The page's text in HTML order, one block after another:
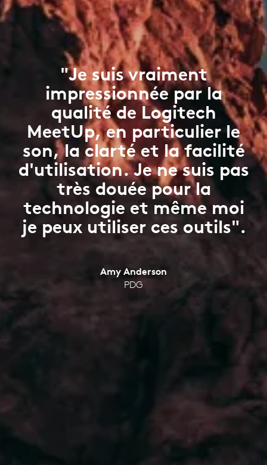
"Je suis vraiment
impressionnée par la
qualité de Logitech
MeetUp, en particulier le
son, la clarté et la facilité
d'utilisation. Je ne suis pas
très douée pour la
technologie et même moi
je peux utiliser ces outils".
Amy Anderson
PDG